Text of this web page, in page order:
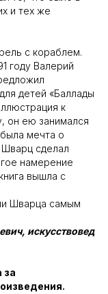
и тех же
с кораблем.
году Валерий
детей «Баллады
к
он ею занимался
мечта о
сделал
намерение
вышла с
Шварца самым
искусствовед
за